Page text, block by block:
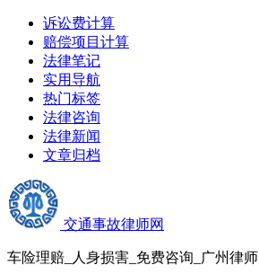
诉讼费计算
赔偿项目计算
法律笔记
实用导航
热门标签
法律咨询
法律新闻
文章归档
交通事故律师网
车险理赔_人身损害_免费咨询_广州律师